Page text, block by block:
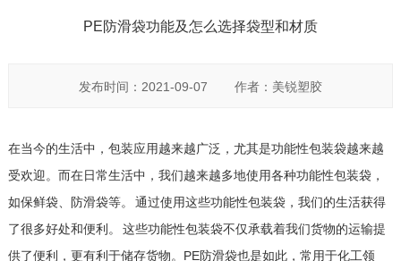
PE防滑袋功能及怎么选择袋型和材质
发布时间：2021-09-07 作者：美锐塑胶
在当今的生活中，包装应用越来越广泛，尤其是功能性包装袋越来越
受欢迎。而在日常生活中，我们越来越多地使用各种功能性包装袋，
如保鲜袋、防滑袋等。 通过使用这些功能性包装袋，我们的生活获得
了很多好处和便利。 这些功能性包装袋不仅承载着我们货物的运输提
供了便利，更有利于储存货物。PE防滑袋也是如此，常用于化工领